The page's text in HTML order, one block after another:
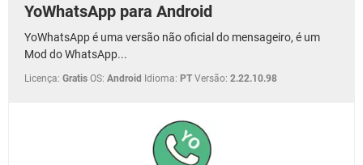
YoWhatsApp para Android
YoWhatsApp é uma versão não oficial do mensageiro, é um
Mod do WhatsApp...
Licença: Gratis OS: Android Idioma: PT Versão: 2.22.10.98